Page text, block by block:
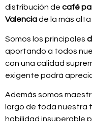
distribución de café
Valenciade la más
Somos los principales
aportando a todos
con una calidad
exigente podrá
Además somos
largo de toda nuestra
habilidad insuperable